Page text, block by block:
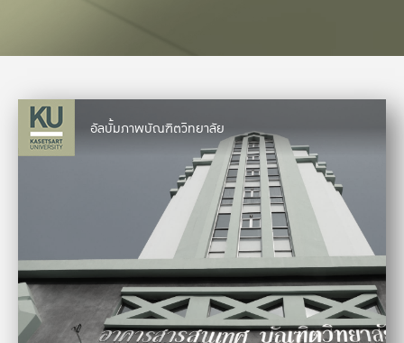
อัลบั้มภาพบัณฑิตวิทยาลัย